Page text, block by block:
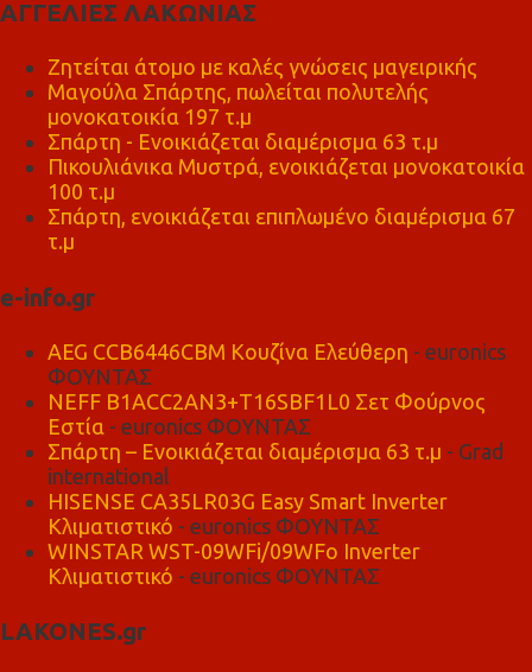
ΑΓΓΕΛΙΕΣ ΛΑΚΩΝΙΑΣ
Ζητείται άτομο με καλές γνώσεις μαγειρικής
Μαγούλα Σπάρτης, πωλείται πολυτελής
μονοκατοικία 197 τ.μ
Σπάρτη - Ενοικιάζεται διαμέρισμα 63 τ.μ
Πικουλιάνικα Μυστρά, ενοικιάζεται μονοκατοικία
100 τ.μ
Σπάρτη, ενοικιάζεται επιπλωμένο διαμέρισμα 67
τ.μ
e-info.gr
AEG CCB6446CBM Κουζίνα Ελεύθερη - euronics
ΦΟΥΝΤΑΣ
NEFF B1ACC2AN3+T16SBF1L0 Σετ Φούρνος
Εστία - euronics ΦΟΥΝΤΑΣ
Σπάρτη – Ενοικιάζεται διαμέρισμα 63 τ.μ - Grad
international
HISENSE CA35LR03G Easy Smart Inverter
Κλιματιστικό - euronics ΦΟΥΝΤΑΣ
WINSTAR WST-09WFi/09WFo Inverter
Κλιματιστικό - euronics ΦΟΥΝΤΑΣ
LAKONES.gr